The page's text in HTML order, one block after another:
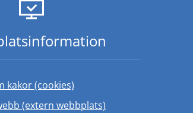
kakor (cookies)
(extern webbplats)